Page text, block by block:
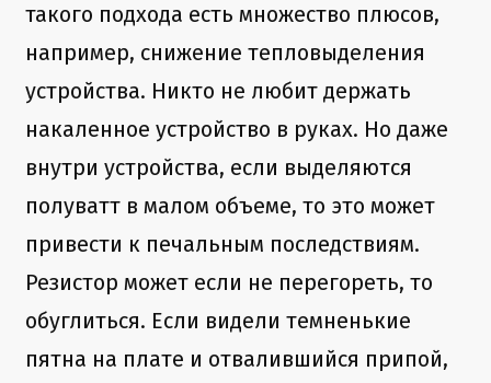
такого подхода есть множество плюсов,
например, снижение тепловыделения
устройства. Никто не любит держать
накаленное устройство в руках. Но даже
внутри устройства, если выделяются
полуватт в малом объеме, то это может
привести к печальным последствиям.
Резистор может если не перегореть, то
обуглиться. Если видели темненькие
пятна на плате и отвалившийся припой,